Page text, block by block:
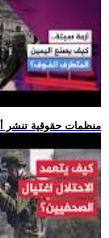
.. منظمات حقوقية تنشر